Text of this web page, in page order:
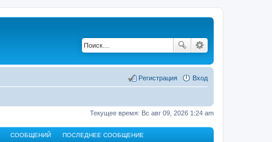
Вход
Регистрация
Текущее время: Вс авг 09, 2026 1:24 am
СООБЩЕНИЙ ПОСЛЕДНЕЕ СООБЩЕНИЕ